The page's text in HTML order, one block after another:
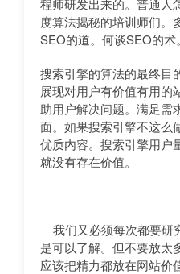
程师研发出来的。普通人
度算法揭秘的培训师们。
SEO的道。何谈SEO的术。
搜索引擎的算法的最终目
展现对用户有价值有用的
助用户解决问题。满足需
面。如果搜索引擎不这么
优质内容。搜索引擎用户
就没有存在价值。
我们又必须每次都要研
是可以了解。但不要放太
应该把精力都放在网站价